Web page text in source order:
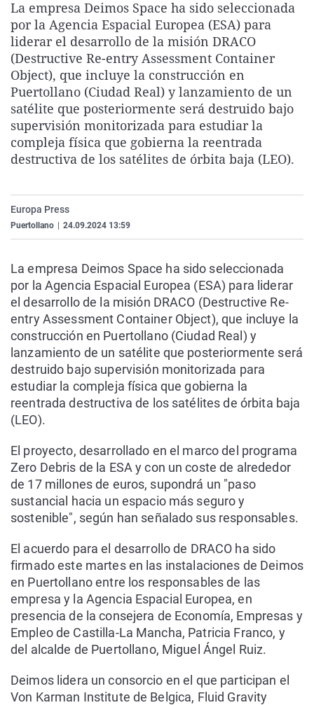
La rosa de los vientos
Gente viajera
Como el perro y el
Caso
Retornados
Equipo de
Operación Viuda
Extremadura
Galicia
La Rioja
Navarra
País Vasco
Virales
Televisión
Elecciones
La empresa Deimos Space ha sido seleccionada
por la Agencia Espacial Europea (ESA) para
liderar el desarrollo de la misión DRACO
(Destructive Re-entry Assessment Container
Object), que incluye la construcción en
Puertollano (Ciudad Real) y lanzamiento de un
satélite que posteriormente será destruido bajo
supervisión monitorizada para estudiar la
compleja física que gobierna la reentrada
destructiva de los satélites de órbita baja (LEO).
Europa Press
Puertollano 24.09.2024 13:59
La empresa Deimos Space ha sido seleccionada
por la Agencia Espacial Europea (ESA) para liderar
el desarrollo de la misión DRACO (Destructive Re-
entry Assessment Container Object), que incluye la
construcción en Puertollano (Ciudad Real) y
lanzamiento de un satélite que posteriormente será
destruido bajo supervisión monitorizada para
estudiar la compleja física que gobierna la
reentrada destructiva de los satélites de órbita baja
(LEO).
El proyecto, desarrollado en el marco del programa
Zero Debris de la ESA y con un coste de alrededor
de 17 millones de euros, supondrá un "paso
sustancial hacia un espacio más seguro y
sostenible", según han señalado sus responsables.
El acuerdo para el desarrollo de DRACO ha sido
firmado este martes en las instalaciones de Deimos
en Puertollano entre los responsables de las
empresa y la Agencia Espacial Europea, en
presencia de la consejera de Economía, Empresas y
Empleo de Castilla-La Mancha, Patricia Franco, y
del alcalde de Puertollano, Miguel Ángel Ruiz.
Deimos lidera un consorcio en el que participan el
Von Karman Institute de Belgica, Fluid Gravity